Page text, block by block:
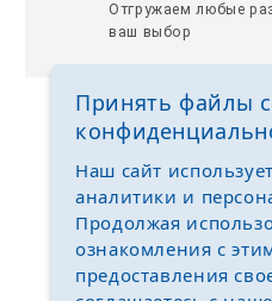
Отгружаем любые
ваш выбор
Принять файлы
Наш сайт
аналитики и
Продолжая
ознакомления с
предоставления